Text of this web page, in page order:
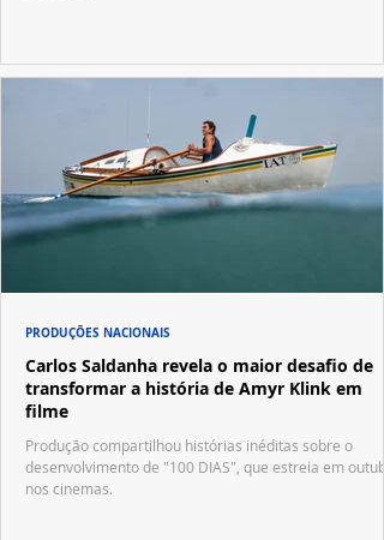
Carlos Saldanha revela o maior desafio de
transformar a história de Amyr Klink em
filme
Produção compartilhou histórias inéditas sobre o
desenvolvimento de "100 DIAS", que estreia em
nos cinemas.
PRODUÇÕES NACIONAIS